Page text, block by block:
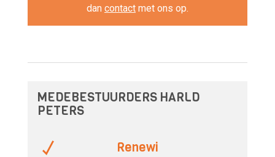
dan contact met ons op.
MEDEBESTUURDERS HARLD
PETERS
Renewi